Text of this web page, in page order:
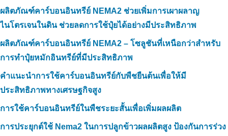
ผลิตภัณฑ์คาร์บอนอินทรีย์ NEMA2 ช่วยเพิ่มการเผาผลาญ
ไนโตรเจนในดิน ช่วยลดการใช้ปุ๋ยได้อย่างมีประสิทธิภาพ
ผลิตภัณฑ์คาร์บอนอินทรีย์ NEMA2 – โซลูชันที่เหนือกว่าสำหรับ
การทำปุ๋ยหมักอินทรีย์ที่มีประสิทธิภาพ
คำแนะนำการใช้คาร์บอนอินทรีย์กับพืชยืนต้นเพื่อให้มี
ประสิทธิภาพทางเศรษฐกิจสูง
การใช้คาร์บอนอินทรีย์ในพืชระยะสั้นเพื่อเพิ่มผลผลิต
การประยุกต์ใช้ Nema2 ในการปลูกข้าวผลผลิตสูง ป้องกันการร่วง